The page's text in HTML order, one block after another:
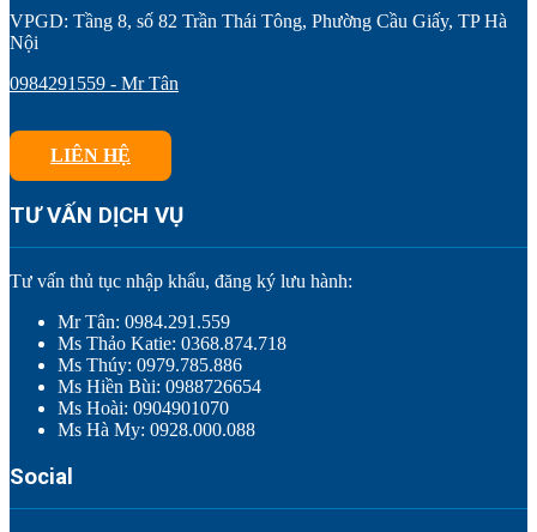
VPGD: Tầng 8, số 82 Trần Thái Tông, Phường Cầu Giấy, TP Hà
Nội
0984291559 - Mr Tân
LIÊN HỆ
TƯ VẤN DỊCH VỤ
Tư vấn thủ tục nhập khẩu, đăng ký lưu hành:
Mr Tân: 0984.291.559
Ms Thảo Katie: 0368.874.718
Ms Thúy: 0979.785.886
Ms Hiền Bùi: 0988726654
Ms Hoài: 0904901070
Ms Hà My: 0928.000.088
Social